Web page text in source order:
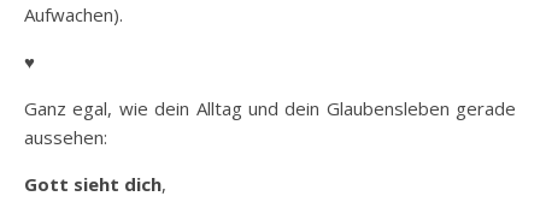
Aufwachen).
♥
Ganz egal, wie dein Alltag und dein Glaubensleben gerade
aussehen:
Gott sieht dich,